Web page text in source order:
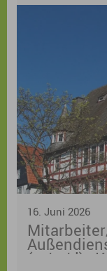
16. Juni 2026
(m/w/d) -